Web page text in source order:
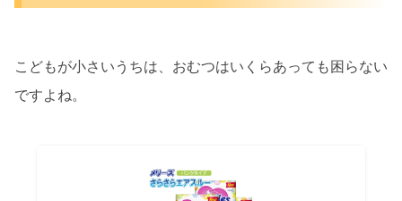
こどもが小さいうちは、おむつはいくらあっても困らない
ですよね。